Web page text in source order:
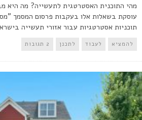
מהי התוכנית האסטרטגית לתעשייה? מה היא
עוסקת בשאלות אלו בעקבות פרסום המסמך
תוכניות אסטרטגיות עבור אזורי תעשייה
להמציא לעבוד לתכנן 2 תגובות